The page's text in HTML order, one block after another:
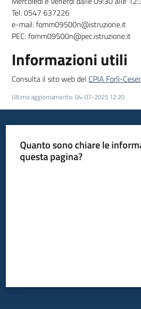
Tel. 0547 637226
e-mail: fomm09500n@istruzione.it
PEC: fomm09500n@pec.istruzione.it
Informazioni utili
Consulta il sito web del CPIA Forlì-
Ultimo aggiornamento: 04-07-2025 12:20
Quanto sono chiare le
questa pagina?